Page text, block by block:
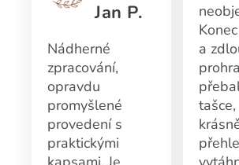
Jan P.
Nádherné
zpracování,
opravdu
promyšlené
provedení s
praktickými
a